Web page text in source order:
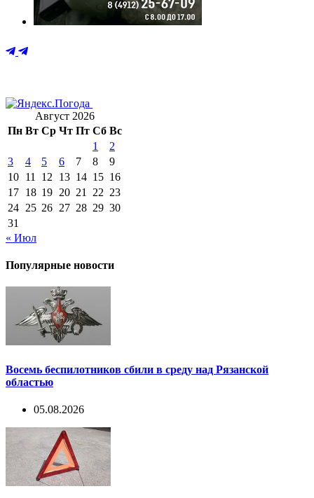
Август 2026
Пн Вт Ср Чт Пт Сб Вс
1
2
3
4 5 6 7 8
9
10 11 12 13 14 15 16
17 18 19 20 21 22 23
24 25 26 27 28 29 30
31
« Июл
Популярные новости
Восемь беспилотников сбили в среду над Рязанской
областью
05.08.2026